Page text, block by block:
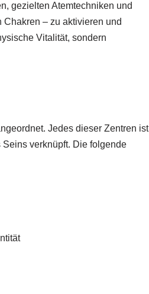
gezielten Atemtechniken und
– zu aktivieren und
Vitalität, sondern
Jedes dieser Zentren ist
verknüpft. Die folgende